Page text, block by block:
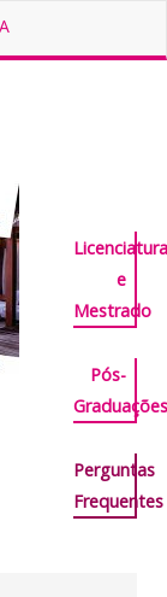
Licenciatura
e
Mestrado
Pós-
Graduações
Perguntas
Frequentes